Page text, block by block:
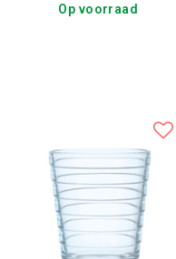
Op voorraad